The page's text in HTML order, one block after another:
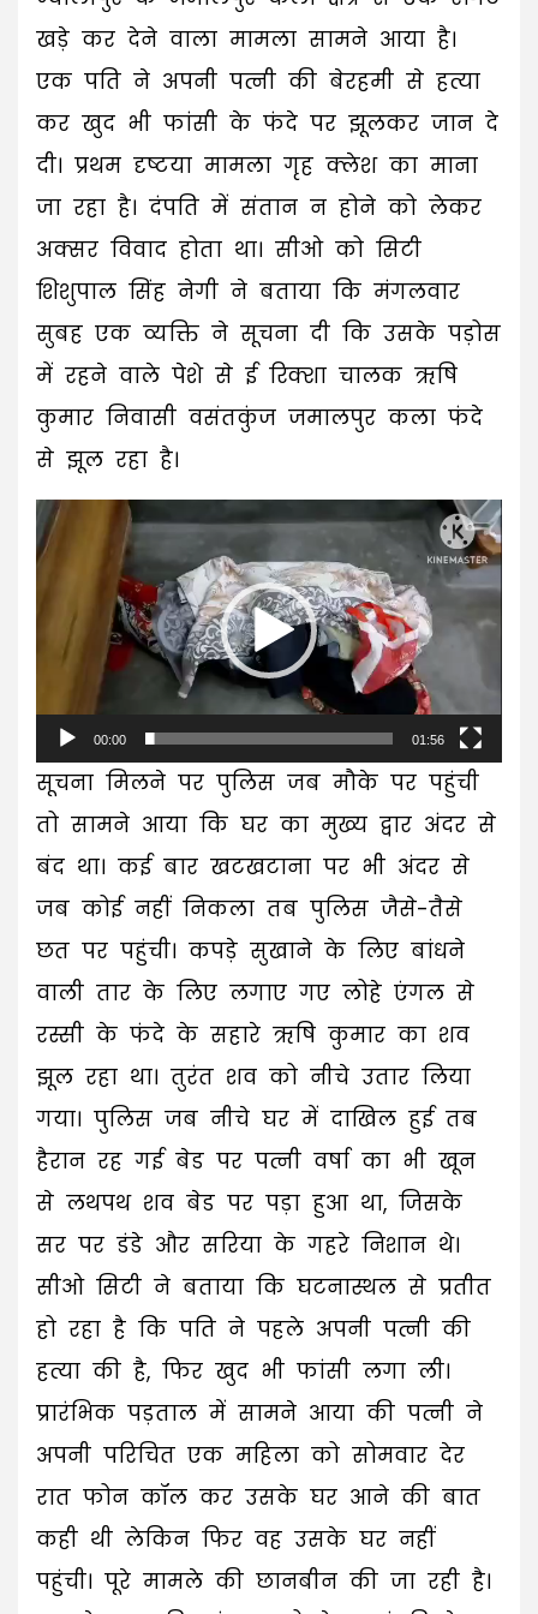
खड़े कर देने वाला मामला सामने आया है।
एक पति ने अपनी पत्नी की बेरहमी से हत्या
कर खुद भी फांसी के फंदे पर झूलकर जान दे
दी। प्रथम दृष्टया मामला गृह क्लेश का माना
जा रहा है। दंपति में संतान न होने को लेकर
अक्सर विवाद होता था। सीओ को सिटी
शिशुपाल सिंह नेगी ने बताया कि मंगलवार
सुबह एक व्यक्ति ने सूचना दी कि उसके पड़ोस
में रहने वाले पेशे से ई रिक्शा चालक ऋषि
कुमार निवासी वसंतकुंज जमालपुर कला फंदे
से झूल रहा है।
Video
Player
00:00 01:56
सूचना मिलने पर पुलिस जब मौके पर पहुंची
तो सामने आया कि घर का मुख्य द्वार अंदर से
बंद था। कई बार खटखटाना पर भी अंदर से
जब कोई नहीं निकला तब पुलिस जैसे-तैसे
छत पर पहुंची। कपड़े सुखाने के लिए बांधने
वाली तार के लिए लगाए गए लोहे एंगल से
रस्सी के फंदे के सहारे ऋषि कुमार का शव
झूल रहा था। तुरंत शव को नीचे उतार लिया
गया। पुलिस जब नीचे घर में दाखिल हुई तब
हैरान रह गई बेड पर पत्नी वर्षा का भी खून
से लथपथ शव बेड पर पड़ा हुआ था, जिसके
सर पर डंडे और सरिया के गहरे निशान थे।
सीओ सिटी ने बताया कि घटनास्थल से प्रतीत
हो रहा है कि पति ने पहले अपनी पत्नी की
हत्या की है, फिर खुद भी फांसी लगा ली।
प्रारंभिक पड़ताल में सामने आया की पत्नी ने
अपनी परिचित एक महिला को सोमवार देर
रात फोन कॉल कर उसके घर आने की बात
कही थी लेकिन फिर वह उसके घर नहीं
पहुंची। पूरे मामले की छानबीन की जा रही है।